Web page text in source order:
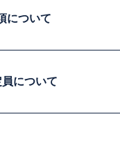
について
について